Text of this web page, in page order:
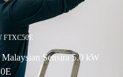
FTXC50E
Sensira 5.0 kW